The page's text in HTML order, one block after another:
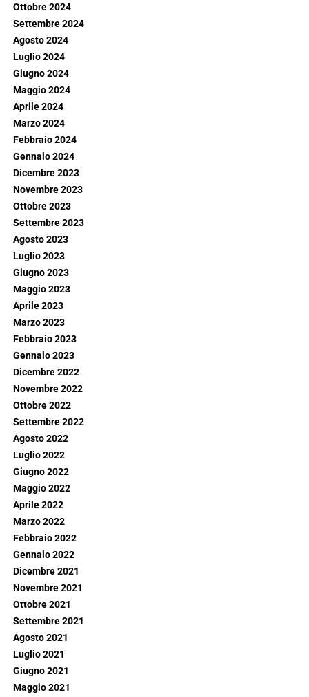
Ottobre 2024
Settembre 2024
Agosto 2024
Luglio 2024
Giugno 2024
Maggio 2024
Aprile 2024
Marzo 2024
Febbraio 2024
Gennaio 2024
Dicembre 2023
Novembre 2023
Ottobre 2023
Settembre 2023
Agosto 2023
Luglio 2023
Giugno 2023
Maggio 2023
Aprile 2023
Marzo 2023
Febbraio 2023
Gennaio 2023
Dicembre 2022
Novembre 2022
Ottobre 2022
Settembre 2022
Agosto 2022
Luglio 2022
Giugno 2022
Maggio 2022
Aprile 2022
Marzo 2022
Febbraio 2022
Gennaio 2022
Dicembre 2021
Novembre 2021
Ottobre 2021
Settembre 2021
Agosto 2021
Luglio 2021
Giugno 2021
Maggio 2021